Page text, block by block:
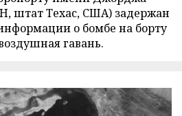
штат Техас, США) задержан
о бомбе на борту
гавань.